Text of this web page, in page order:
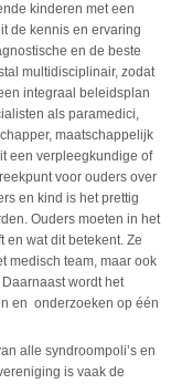
kinderen met een
de kennis en ervaring
en de beste
multidisciplinair, zodat
integraal beleidsplan
als paramedici,
maatschappelijk
een verpleegkundige of
voor ouders over
en kind is het prettig
Ouders moeten in het
en wat dit betekent. Ze
medisch team, maar ook
wordt het
en onderzoeken op één
alle syndroompoli’s en
is vaak de